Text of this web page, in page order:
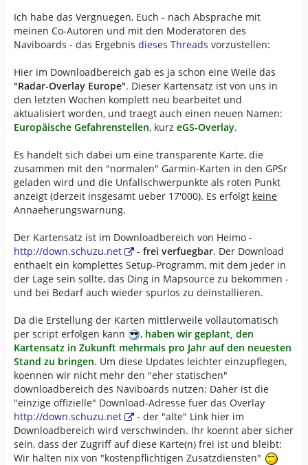
Ich habe das Vergnuegen, Euch - nach Absprache mit
meinen Co-Autoren und mit den Moderatoren des
Naviboards - das Ergebnis dieses Threads vorzustellen:
Hier im Downloadbereich gab es ja schon eine Weile das
"Radar-Overlay Europe". Dieser Kartensatz ist von uns in
den letzten Wochen komplett neu bearbeitet und
aktualisiert worden, und traegt auch einen neuen Namen:
Europäische Gefahrenstellen, kurz eGS-Overlay.
Es handelt sich dabei um eine transparente Karte, die
zusammen mit den "normalen" Garmin-Karten in den GPSr
geladen wird und die Unfallschwerpunkte als roten Punkt
anzeigt (derzeit insgesamt ueber 17'000). Es erfolgt keine
Annaeherungswarnung.
Der Kartensatz ist im Downloadbereich von Heimo -
http://down.schuzu.net
- frei verfuegbar. Der Download
enthaelt ein komplettes Setup-Programm, mit dem jeder in
der Lage sein sollte, das Ding in Mapsource zu bekommen -
und bei Bedarf auch wieder spurlos zu deinstallieren.
Da die Erstellung der Karten mittlerweile vollautomatisch
per script erfolgen kann
, haben wir geplant, den
Kartensatz in Zukunft mehrmals pro Jahr auf den neuesten
Stand zu bringen. Um diese Updates leichter einzupflegen,
koennen wir nicht mehr den "eher statischen"
downloadbereich des Naviboards nutzen: Daher ist die
"einzige offizielle" Download-Adresse fuer das Overlay
http://down.schuzu.net
- der "alte" Link hier im
Downloadbereich wird verschwinden. Ihr koennt aber sicher
sein, dass der Zugriff auf diese Karte(n) frei ist und bleibt:
Wir halten nix von "kostenpflichtigen Zusatzdiensten"